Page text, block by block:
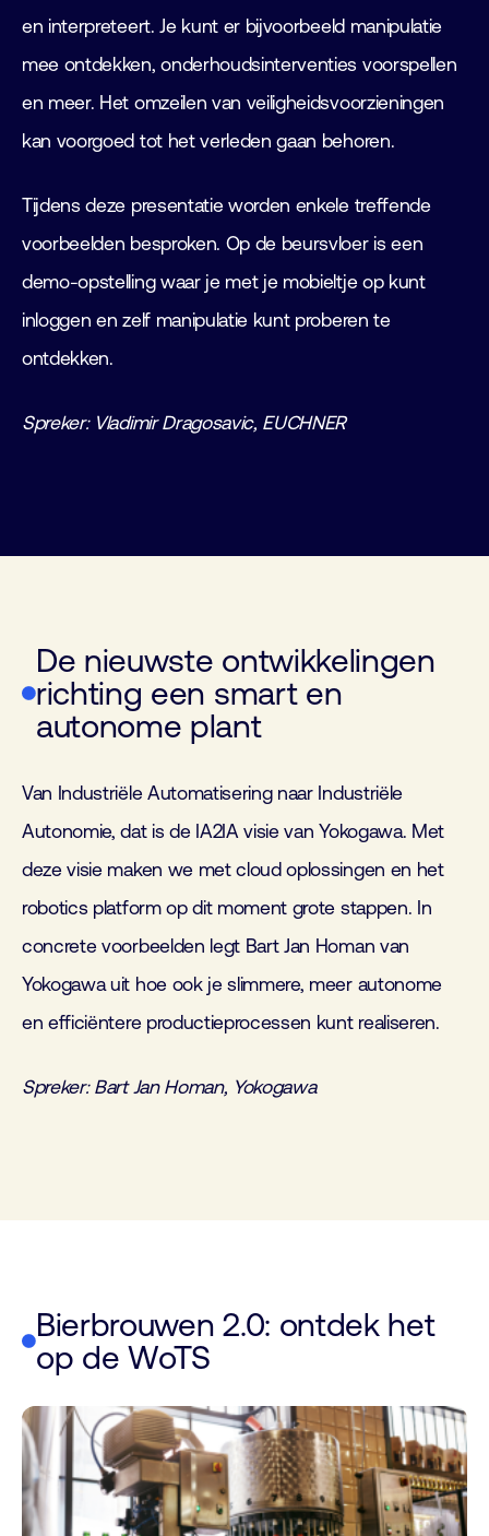
en interpreteert. Je kunt er bijvoorbeeld manipulatie
mee ontdekken, onderhoudsinterventies voorspellen
en meer. Het omzeilen van veiligheidsvoorzieningen
kan voorgoed tot het verleden gaan behoren.
Tijdens deze presentatie worden enkele treffende
voorbeelden besproken. Op de beursvloer is een
demo-opstelling waar je met je mobieltje op kunt
inloggen en zelf manipulatie kunt proberen te
ontdekken.
Spreker: Vladimir Dragosavic, EUCHNER
De nieuwste ontwikkelingen
richting een smart en
autonome plant
Van Industriële Automatisering naar Industriële
Autonomie, dat is de IA2IA visie van Yokogawa. Met
deze visie maken we met cloud oplossingen en het
robotics platform op dit moment grote stappen. In
concrete voorbeelden legt Bart Jan Homan van
Yokogawa uit hoe ook je slimmere, meer autonome
en efficiëntere productieprocessen kunt realiseren.
Spreker: Bart Jan Homan, Yokogawa
Bierbrouwen 2.0: ontdek het
op de WoTS